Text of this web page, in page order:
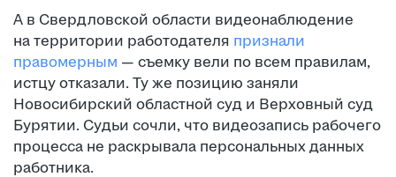
А в Свердловской области видеонаблюдение
на территории работодателя признали
правомерным — съемку вели по всем правилам,
истцу отказали. Ту же позицию заняли
Новосибирский областной суд и Верховный суд
Бурятии. Судьи сочли, что видеозапись рабочего
процесса не раскрывала персональных данных
работника.